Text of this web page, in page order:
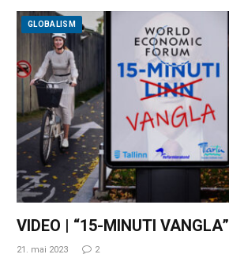
GLOBALISM
VIDEO | “15-MINUTI VANGLA”
21. mai 2023 2